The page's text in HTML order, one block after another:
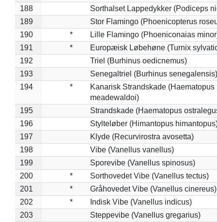
188
Sorthalset Lappedykker (Podiceps
189
Stor Flamingo (Phoenicopterus
190
*
Lille Flamingo (Phoeniconaias
191
*
Europæisk Løbehøne (Turnix
192
Triel (Burhinus oedicnemus)
193
Senegaltriel (Burhinus senegalensis)
194
*
Kanarisk Strandskade (Haematopus
meadewaldoi)
195
Strandskade (Haematopus
196
Stylteløber (Himantopus
197
Klyde (Recurvirostra avosetta)
198
Vibe (Vanellus vanellus)
199
Sporevibe (Vanellus spinosus)
200
*
Sorthovedet Vibe (Vanellus tectus)
201
*
Gråhovedet Vibe (Vanellus cinereus)
202
*
Indisk Vibe (Vanellus indicus)
203
Steppevibe (Vanellus gregarius)